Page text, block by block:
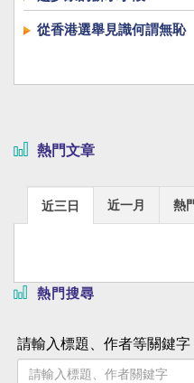
從香港選舉見識何謂無恥
熱門文章
近三日 近一月 熱
熱門搜尋
請輸入標題、作者等關鍵字